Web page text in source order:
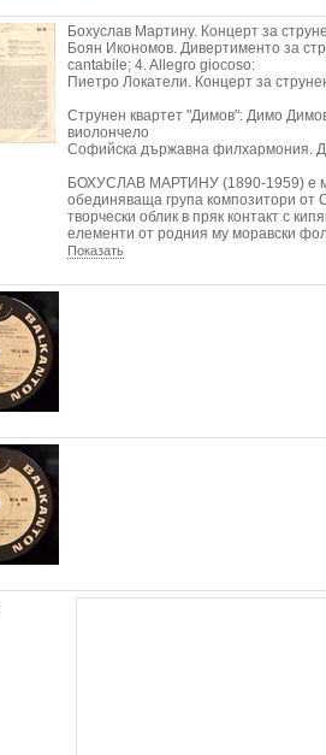
Бохуслав Мартину. Концерт за
Боян Икономов. Дивертименто за
cantabile; 4. Allegro giocoso:
Пиетро Локатели. Концерт за
Струнен квартет "Димов": Димо
виолончело
Софийска държавна филхармония.
БОХУСЛАВ МАРТИНУ (1890-1959) е
обединяваща група композитори от
творчески облик в пряк контакт с
елементи от родния му моравски
Показать